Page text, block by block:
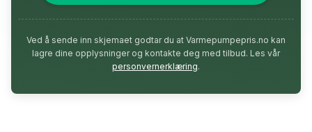
Ved å sende inn skjemaet godtar du at Varmepumpepris.no kan
lagre dine opplysninger og kontakte deg med tilbud. Les vår
personvernerklæring.